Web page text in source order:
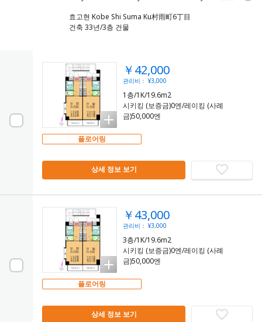
효고현 Kobe Shi Suma Ku村雨町6丁目
건축 33년/3층 건물
￥42,000
관리비： ¥3,000
1층/1K/19.6m2
시키킹 (보증금)0엔/레이킹 (사례
금)50,000엔
플로어링
상세 정보 보기
￥43,000
관리비： ¥3,000
3층/1K/19.6m2
시키킹 (보증금)0엔/레이킹 (사례
금)50,000엔
플로어링
상세 정보 보기